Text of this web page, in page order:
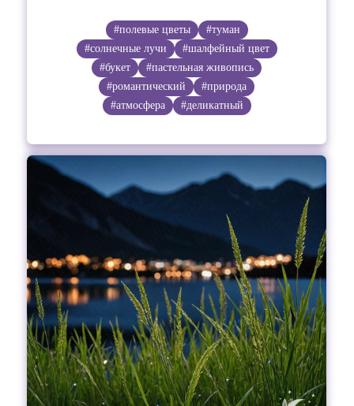
#полевые цветы
#туман
#солнечные лучи
#шалфейный цвет
#букет
#пастельная живопись
#романтический
#природа
#атмосфера
#деликатный